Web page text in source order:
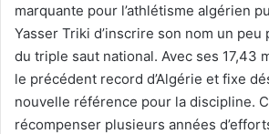
marquante pour l’athlétisme algérien
Yasser Triki d’inscrire son nom un peu
du triple saut national. Avec ses 17,43
le précédent record d’Algérie et fixe
nouvelle référence pour la discipline.
récompenser plusieurs années